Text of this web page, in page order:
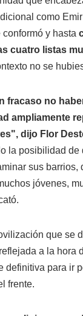
como
y hasta
cuatro listas
no se
fracaso no
ampliamente
dijo Flor
la posibilidad de
sus barrios,
jóvenes,
que se
a la hora
definitiva para ir
frente.